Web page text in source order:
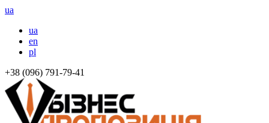
ua
ua
en
pl
+38 (096) 791-79-41